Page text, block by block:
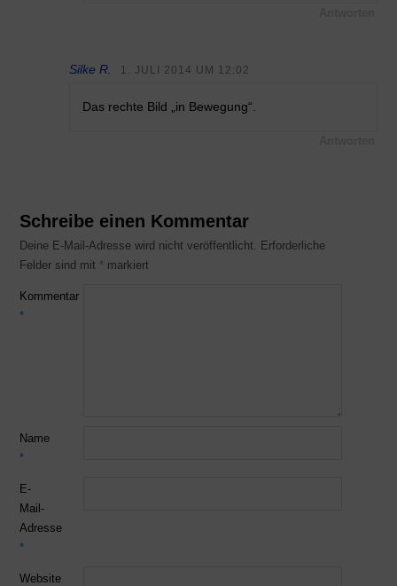
Silke R. 1. JULI 2014 UM 12:02
Das rechte Bild „in Bewegung“.
Schreibe einen Kommentar
Deine E-Mail-Adresse wird nicht veröffentlicht.
Erforderliche
Felder sind mit * markiert
Kommentar
*
Name
*
E-
Mail-
Adresse
*
Website